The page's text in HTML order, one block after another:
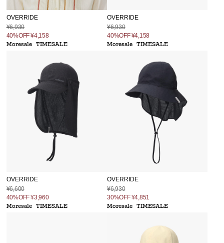
OVERRIDE
¥6,930
40%OFF¥4,158
Moresale
TIMESALE
OVERRIDE
¥6,930
40%OFF¥4,158
Moresale TIMESALE
OVERRIDE
¥6,600
40%OFF¥3,960
Moresale
TIMESALE
OVERRIDE
¥6,930
30%OFF¥4,851
Moresale TIMESALE